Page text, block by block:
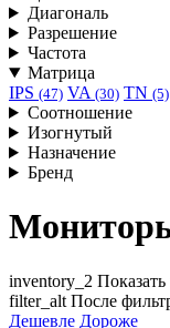
Диагональ
Разрешение
Частота
Матрица
IPS (47) VA (30) TN (5)
Соотношение
Изогнутый
Назначение
Бренд
inventory_2 Показать
filter_alt После
Дешевле Дороже